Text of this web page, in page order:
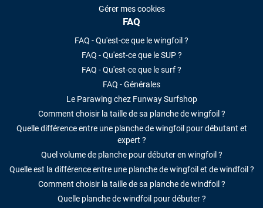
Gérer mes cookies
FAQ
FAQ - Qu'est-ce que le wingfoil ?
FAQ - Qu'est-ce que le SUP ?
FAQ - Qu'est-ce que le surf ?
FAQ - Générales
Le Parawing chez Funway Surfshop
Comment choisir la taille de sa planche de wingfoil ?
Quelle différence entre une planche de wingfoil pour débutant et
expert ?
Quel volume de planche pour débuter en wingfoil ?
Quelle est la différence entre une planche de wingfoil et de windfoil ?
Comment choisir la taille de sa planche de windfoil ?
Quelle planche de windfoil pour débuter ?